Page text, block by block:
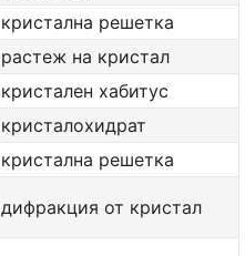
кристална решетка
растеж на кристал
кристален хабитус
кристалохидрат
кристална решетка
дифракция от кристал